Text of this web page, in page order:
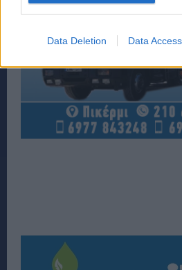
Data Deletion Data Access